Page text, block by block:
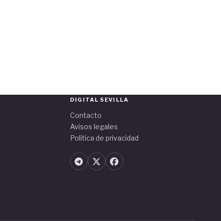
DIGITAL SEVILLA
Contacto
Avisos legales
Política de privacidad